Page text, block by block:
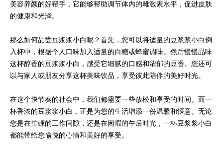
美容养颜的好帮手，它能够帮助调节体内的雌激素水平，促进皮肤
的健康和光泽。
那么如何品尝豆浆浆小白呢？首先，您可以将适量的豆浆浆小白倒
入杯中，根据个人口味加入适量的白糖或蜂蜜调味。然后慢慢品味
这杯醇香的豆浆浆小白，感受它细腻的口感和浓郁的豆香。您还可
以与家人或朋友分享这杯美味饮品，享受彼此陪伴的美好时光。
在这个快节奏的社会中，我们都需要一些放松和享受的时间。而一
杯香浓的豆浆浆小白，正是为您的生活增添一份温馨和惬意。无论
您是在忙碌的工作间隙，还是在闲暇的午后时光，一杯豆浆浆小白
都能带给您愉悦的心情和美好的享受。